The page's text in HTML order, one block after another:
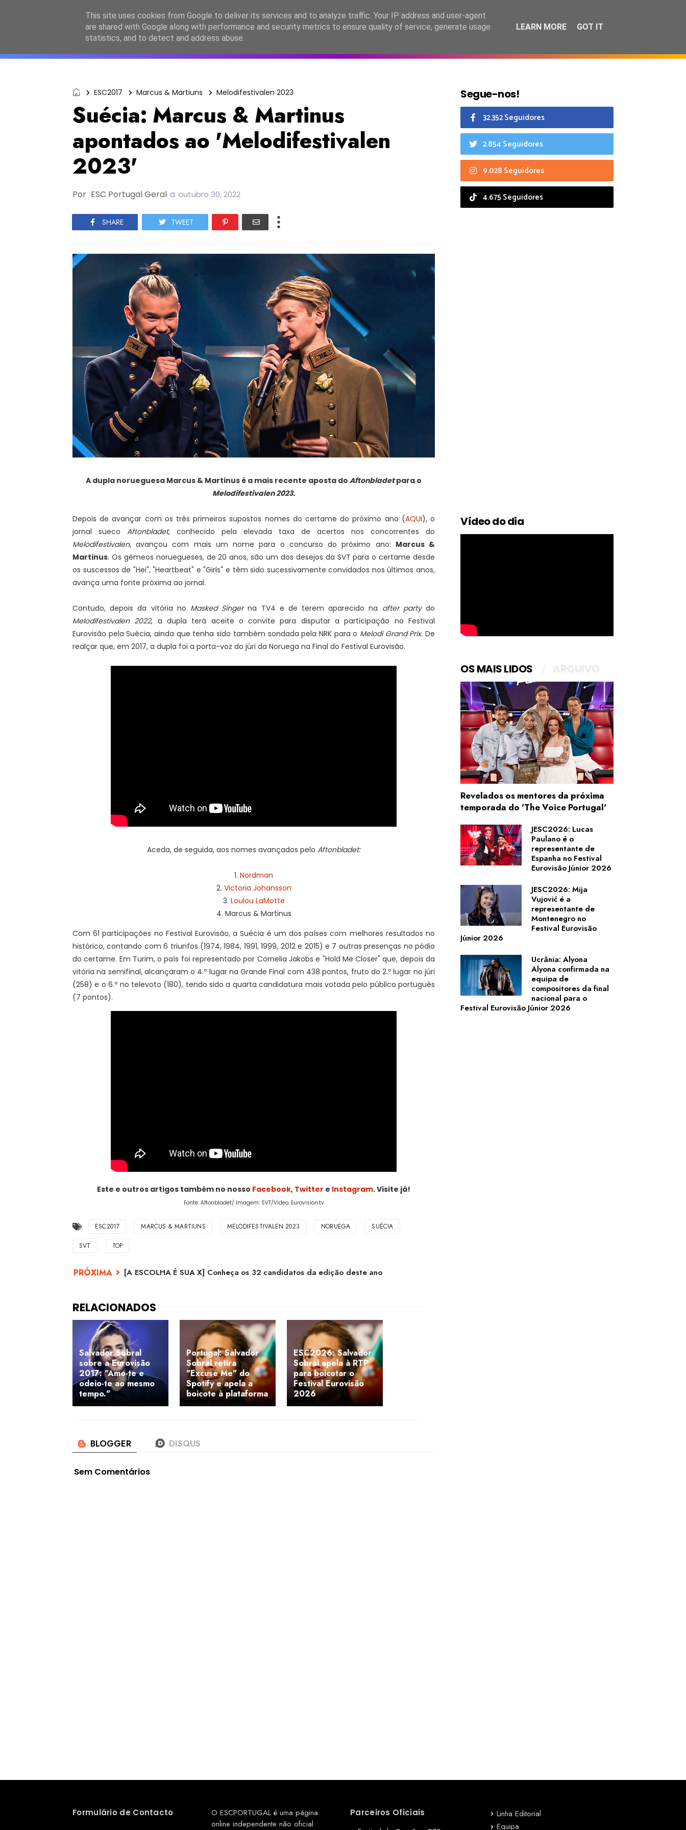
ESC2027 JESC2026 FC2026 EASC2026 PORTUGAL LANÇAMENTOS ESPECIAIS CALENDÁRIO
ESC2017 Marcus & Martiuns Melodifestivalen 2023
Suécia: Marcus & Martinus
apontados ao 'Melodifestivalen
2023'
Por ESC Portugal Geral a outubro 30, 2022
SHARE TWEET
A dupla norueguesa Marcus & Martinus é a mais recente aposta do Aftonbladetpara o
Melodifestivalen 2023.
Depois de avançar com os três primeiros supostos nomes do certame do próximo ano (AQUI), o
jornal sueco Aftonbladet, conhecido pela elevada taxa de acertos nos concorrentes do
Melodifestivalen, avançou com mais um nome para o concurso do próximo ano: Marcus &
Martinus. Os gémeos noruegueses, de 20 anos, são um dos desejos da SVT para o certame desde
os suscessos de "Hei", "Heartbeat" e "Girls" e têm sido sucessivamente convidados nos últimos anos,
avança uma fonte próxima ao jornal.
Contudo, depois da vitória no Masked Singerna TV4 e de terem aparecido na after partydo
Melodifestivalen 2022, a dupla terá aceite o convite para disputar a participação no Festival
Eurovisão pela Suécia, ainda que tenha sido também sondada pela NRK para o Melodi Grand Prix. De
realçar que, em 2017, a dupla foi a porta-voz do júri da Noruega na Final do Festival Eurovisão.
Aceda, de seguida, aos nomes avançados pelo Aftonbladet:
1. Nordman
2. Victoria Johansson
3. Loulou LaMotte
4. Marcus & Martinus
Com 61 participações no Festival Eurovisão, a Suécia é um dos países com melhores resultados no
histórico, contando com 6 triunfos (1974, 1984, 1991, 1999, 2012 e 2015) e 7 outras presenças no pódio
do certame. Em Turim, o país foi representado por Cornelia Jakobs e "Hold Me Closer" que, depois da
vitória na semifinal, alcançaram o 4.º lugar na Grande Final com 438 pontos, fruto do 2.º lugar no júri
(258) e o 6.º no televoto (180), tendo sido a quarta candidatura mais votada pelo público português
(7 pontos).
Este e outros artigos também no nosso Facebook, Twitter e Instagram. Visite já!
Fonte: Aftonbladet/ Imagem: SVT/Vídeo: Eurovision.tv
ESC2017 MARCUS & MARTIUNS MELODIFESTIVALEN 2023 NORUEGA SUÉCIA
SVT TOP
[A ESCOLHA É SUA X] Conheça os 32 candidatos da edição deste ano
Salvador Sobral
sobre a Eurovisão
2017: "Amo-te e
odeio-te ao mesmo
tempo."
Portugal: Salvador
Sobral retira
"Excuse Me" do
Spotify e apela a
boicote à plataforma
ESC2026: Salvador
Sobral apela à RTP
para boicotar o
Festival Eurovisão
2026
Sem Comentários
Segue-nos!
32.352 Seguidores
2.854 Seguidores
9.028 Seguidores
4.675 Seguidores
Vídeo do dia
OS MAIS LIDOS
Revelados os mentores da próxima
temporada do 'The Voice Portugal'
JESC2026: Lucas
Paulano é o
representante de
Espanha no Festival
Eurovisão Júnior 2026
JESC2026: Mija
Vujović é a
representante de
Montenegro no
Festival Eurovisão
Júnior 2026
Ucrânia: Alyona
Alyona confirmada na
equipa de
compositores da final
nacional para o
Festival Eurovisão Júnior 2026
Formulário de Contacto
O ESCPORTUGAL é uma página
online independente não oficial
Parceiros Oficiais
Linha Editorial
Equipa
This site uses cookies from Google to deliver its services and to analyze traffic. Your IP address and user-agent
are shared with Google along with performance and security metrics to ensure quality of service, generate usage
statistics, and to detect and address abuse.
LEARN MORE GOT IT